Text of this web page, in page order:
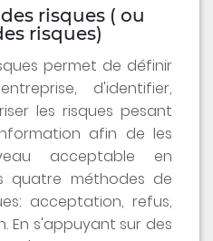
risques ( ou
risques)
permet de définir
d'identifier,
les risques pesant
afin de les
acceptable en
quatre méthodes de
acceptation, refus,
En s'appuyant sur des